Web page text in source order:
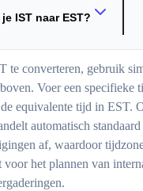
IST naar EST?
te converteren, gebruik
Voer een specifieke
equivalente tijd in EST.
automatisch
af, waardoor
het plannen van